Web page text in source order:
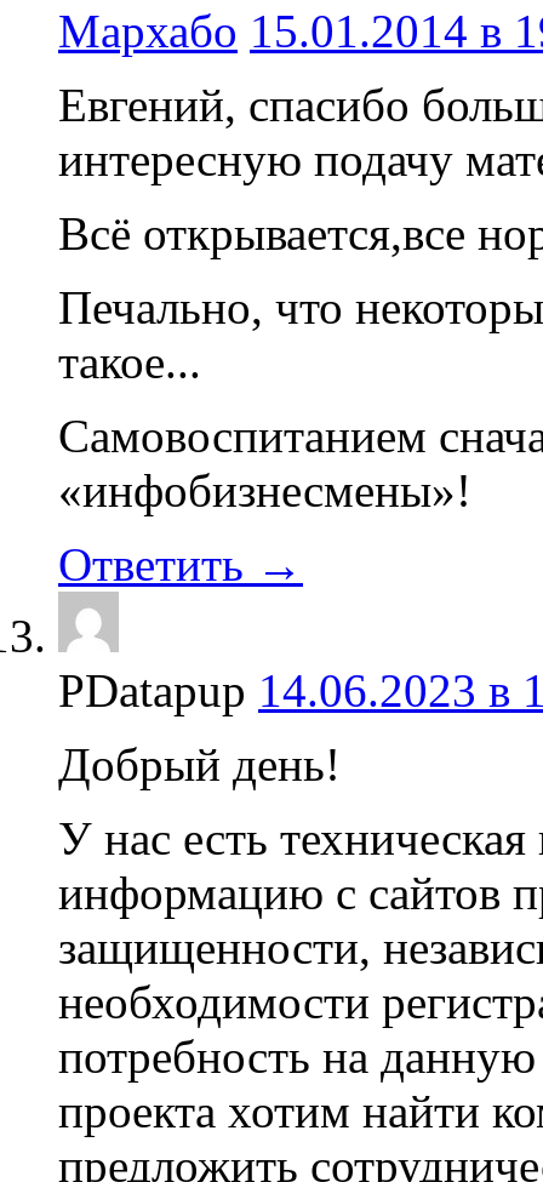
Мархабо 15.01.2014 в
Евгений, спасибо
интересную подачу
Всё открывается,все
Печально, что
такое...
Самовоспитанием
«инфобизнесмены»!
Ответить →
PDatapup 14.06.2023 в
Добрый день!
У нас есть
информацию с сайтов
защищенности,
необходимости
потребность на
проекта хотим найти
предложить